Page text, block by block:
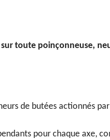
toute poinçonneuse,
de butées actionnés
pour chaque axe,